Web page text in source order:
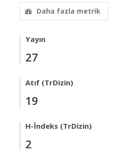
Daha fazla metrik
Yayın
27
Atıf (TrDizin)
19
H-İndeks (TrDizin)
2